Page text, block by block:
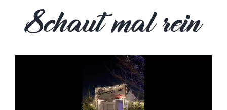
Schaut mal rein